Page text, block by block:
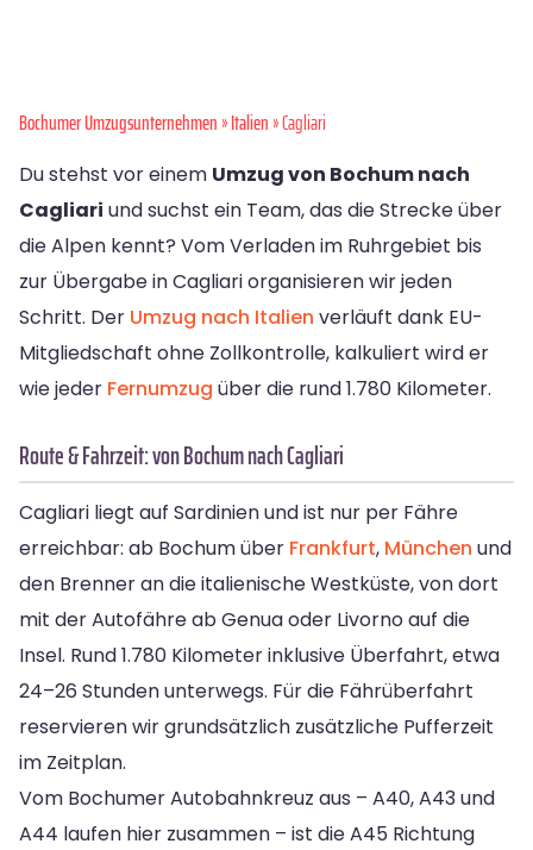
Bochumer Umzugsunternehmen»Italien» Cagliari
Du stehst vor einem Umzug von Bochum nach
Cagliari und suchst ein Team, das die Strecke über
die Alpen kennt? Vom Verladen im Ruhrgebiet bis
zur Übergabe in Cagliari organisieren wir jeden
Schritt. Der Umzug nach Italien verläuft dank EU-
Mitgliedschaft ohne Zollkontrolle, kalkuliert wird er
wie jeder Fernumzug über die rund 1.780 Kilometer.
Route & Fahrzeit: von Bochum nach Cagliari
Cagliari liegt auf Sardinien und ist nur per Fähre
erreichbar: ab Bochum über Frankfurt, München und
den Brenner an die italienische Westküste, von dort
mit der Autofähre ab Genua oder Livorno auf die
Insel. Rund 1.780 Kilometer inklusive Überfahrt, etwa
24–26 Stunden unterwegs. Für die Fährüberfahrt
reservieren wir grundsätzlich zusätzliche Pufferzeit
im Zeitplan.
Vom Bochumer Autobahnkreuz aus – A40, A43 und
A44 laufen hier zusammen – ist die A45 Richtung